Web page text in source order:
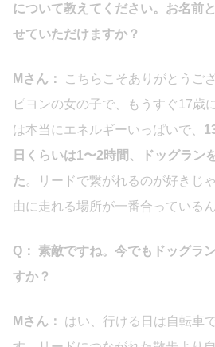
について教えてください。お名前
せていただけますか？
Mさん：
こちらこそありがとうご
ピヨンの女の子で、もうすぐ17歳
は本当にエネルギーいっぱいで、
日くらいは1〜2時間、ドッグラン
た。リードで繋がれるのが好きじ
由に走れる場所が一番合っている
Q： 素敵ですね。今でもドッグラ
すか？
Mさん：
はい、行ける日は自転車